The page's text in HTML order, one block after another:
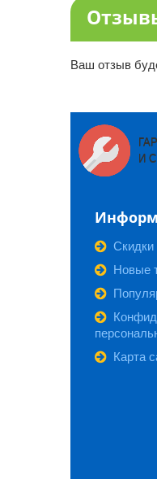
Ваш отзыв
И
Скидки
Новые
Карта